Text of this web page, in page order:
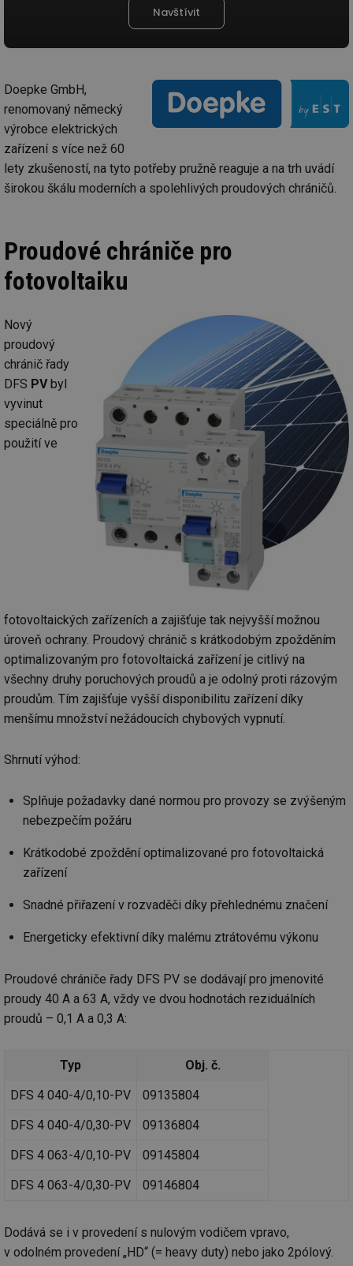
Navštívit
Doepke GmbH,
renomovaný německý
výrobce elektrických
zařízení s více než 60
lety zkušeností, na tyto potřeby pružně reaguje a na trh uvádí
širokou škálu moderních a spolehlivých proudových chráničů.
Proudové chrániče pro
fotovoltaiku
Nový
proudový
chránič řady
DFS PVbyl
vyvinut
speciálně pro
použití ve
fotovoltaických zařízeních a zajišťuje tak nejvyšší možnou
úroveň ochrany. Proudový chránič s krátkodobým zpožděním
optimalizovaným pro fotovoltaická zařízení je citlivý na
všechny druhy poruchových proudů a je odolný proti rázovým
proudům. Tím zajišťuje vyšší disponibilitu zařízení díky
menšímu množství nežádoucích chybových vypnutí.
Shrnutí výhod:
Splňuje požadavky dané normou pro provozy se zvýšeným
nebezpečím požáru
Krátkodobé zpoždění optimalizované pro fotovoltaická
zařízení
Snadné přiřazení v rozvaděči díky přehlednému značení
Energeticky efektivní díky malému ztrátovému výkonu
Proudové chrániče řady DFS PV se dodávají pro jmenovité
proudy 40 A a 63 A, vždy ve dvou hodnotách reziduálních
proudů – 0,1 A a 0,3 A:
Typ
Obj. č.
DFS 4 040-4/0,10-PV
09135804
DFS 4 040-4/0,30-PV
09136804
DFS 4 063-4/0,10-PV
09145804
DFS 4 063-4/0,30-PV
09146804
Dodává se i v provedení s nulovým vodičem vpravo,
v odolném provedení „HD“ (= heavy duty) nebo jako 2pólový.